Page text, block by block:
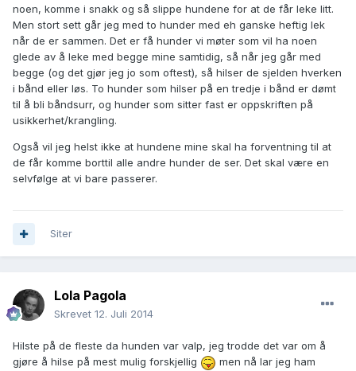
noen, komme i snakk og så slippe hundene for at de får leke litt.
Men stort sett går jeg med to hunder med eh ganske heftig lek
når de er sammen. Det er få hunder vi møter som vil ha noen
glede av å leke med begge mine samtidig, så når jeg går med
begge (og det gjør jeg jo som oftest), så hilser de sjelden hverken
i bånd eller løs. To hunder som hilser på en tredje i bånd er dømt
til å bli båndsurr, og hunder som sitter fast er oppskriften på
usikkerhet/krangling.
Også vil jeg helst ikke at hundene mine skal ha forventning til at
de får komme borttil alle andre hunder de ser. Det skal være en
selvfølge at vi bare passerer.
Siter
Lola Pagola
Skrevet 12. Juli 2014
Hilste på de fleste da hunden var valp, jeg trodde det var om å
gjøre å hilse på mest mulig forskjellig
men nå lar jeg ham